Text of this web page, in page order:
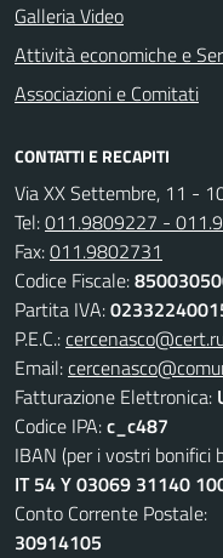
Galleria Video
Attività economiche e
Associazioni e Comitati
CONTATTI E RECAPITI
Via XX Settembre, 11 -
Tel:011.9809227 -
Fax:011.9802731
Codice Fiscale:
Partita IVA:
P.E.C.:
Email:
Fatturazione Elettronica:
Codice IPA:c_c487
IBAN (per i vostri bonifici
IT 54 Y 03069 31140
Conto Corrente Postale:
30914105